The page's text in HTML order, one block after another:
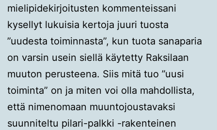
mielipidekirjoitusten kommenteissani
kysellyt lukuisia kertoja juuri tuosta
”uudesta toiminnasta”, kun tuota sanaparia
on varsin usein siellä käytetty Raksilaan
muuton perusteena. Siis mitä tuo ”uusi
toiminta” on ja miten voi olla mahdollista,
että nimenomaan muuntojoustavaksi
suunniteltu pilari-palkki -rakenteinen